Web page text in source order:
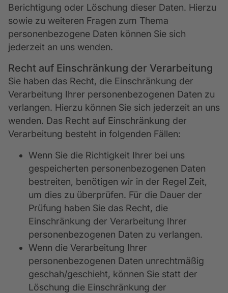
Berichtigung oder Löschung dieser Daten. Hierzu
sowie zu weiteren Fragen zum Thema
personenbezogene Daten können Sie sich
jederzeit an uns wenden.
Recht auf Einschränkung der Verarbeitung
Sie haben das Recht, die Einschränkung der
Verarbeitung Ihrer personenbezogenen Daten zu
verlangen. Hierzu können Sie sich jederzeit an uns
wenden. Das Recht auf Einschränkung der
Verarbeitung besteht in folgenden Fällen:
Wenn Sie die Richtigkeit Ihrer bei uns
gespeicherten personenbezogenen Daten
bestreiten, benötigen wir in der Regel Zeit,
um dies zu überprüfen. Für die Dauer der
Prüfung haben Sie das Recht, die
Einschränkung der Verarbeitung Ihrer
personenbezogenen Daten zu verlangen.
Wenn die Verarbeitung Ihrer
personenbezogenen Daten unrechtmäßig
geschah/geschieht, können Sie statt der
Löschung die Einschränkung der